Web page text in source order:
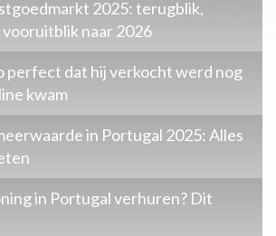
2025: terugblik,
naar 2026
perfect dat hij verkocht werd nog
kwam
in Portugal 2025: Alles
in Portugal verhuren? Dit